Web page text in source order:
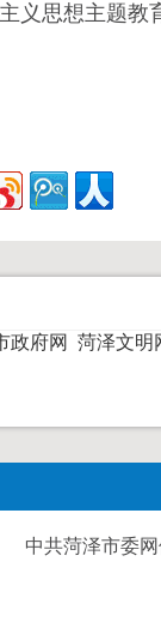
义思想主题教
政府网 菏泽文明
中共菏泽市委